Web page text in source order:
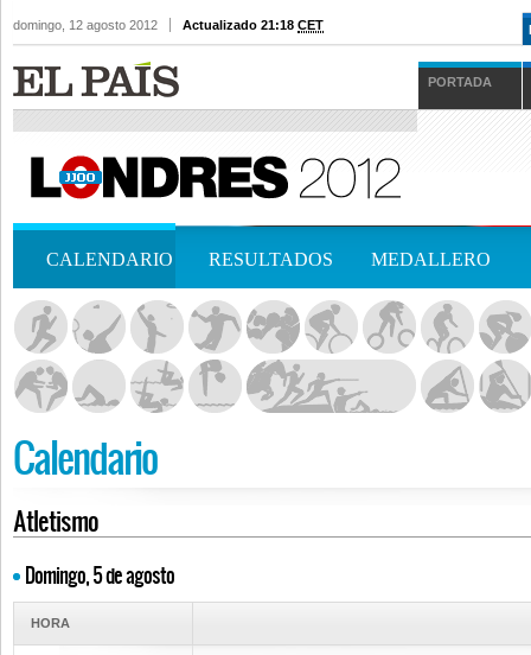
domingo, 12 agosto 2012 Actualizado 21:18 CET
PORTADA
CALENDARIO RESULTADOS MEDALLERO
Calendario
Atletismo
Domingo, 5 de agosto
HORA